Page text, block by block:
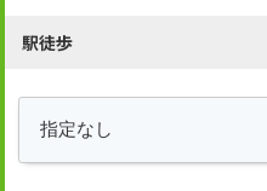
駅徒歩